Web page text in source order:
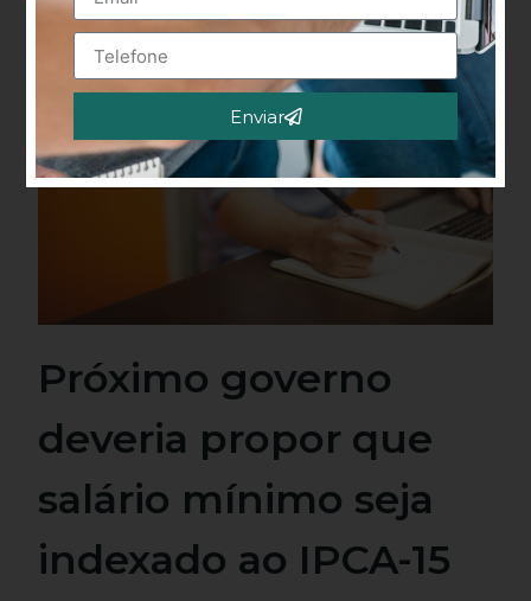
Próximo governo
deveria propor que
salário mínimo seja
indexado ao IPCA-15
Enviar
Alternative: